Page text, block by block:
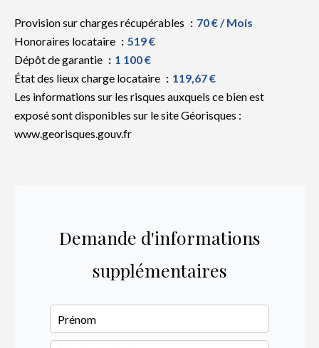
Provision sur charges récupérables
70 € / Mois
Honoraires locataire
519 €
Dépôt de garantie
1 100 €
État des lieux charge locataire
119,67 €
Les informations sur les risques auxquels ce bien est
exposé sont disponibles sur le site Géorisques :
www.georisques.gouv.fr
Demande d'informations
supplémentaires